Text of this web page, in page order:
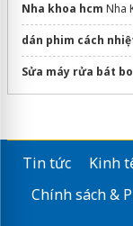
Nha khoa hcm Nha
dán phim cách
Sửa máy rửa bát
Tin tức Kinh
Chính sách &